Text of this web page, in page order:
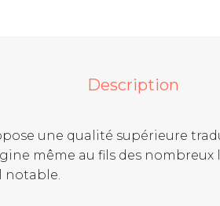
Description
une qualité supérieure
même au fils des
notable.